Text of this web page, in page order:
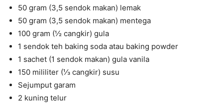
50 gram (3,5 sendok makan) lemak
50 gram (3,5 sendok makan) mentega
100 gram (½ cangkir) gula
1 sendok teh baking soda atau baking powder
1 sachet (1 sendok makan) gula vanila
150 mililiter (⅓ cangkir) susu
Sejumput garam
2 kuning telur